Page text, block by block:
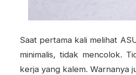
Saat pertama kali melihat
minimalis, tidak mencolok.
kerja yang kalem. Warnanya